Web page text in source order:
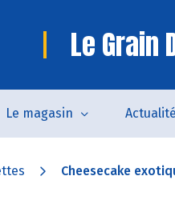
Le Grain
Le magasin
Cheesecake